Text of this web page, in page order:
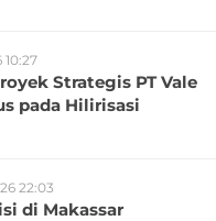
Strategis PT Vale
pada Hilirisasi
22:03
di Makassar